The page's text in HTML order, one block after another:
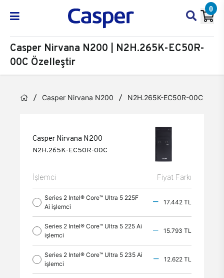
0
Casper Nirvana N200 | N2H.265K-EC50R-
00C Özelleştir
Casper Nirvana N200 N2H.265K-EC50R-00C
Casper Nirvana N200
N2H.265K-EC50R-00C
İşlemci Fiyat Farkı
Series 2 Intel® Core™ Ultra 5 225F
Ai işlemci
17.442 TL
Series 2 Intel® Core™ Ultra 5 225 Ai
işlemci
15.793 TL
Series 2 Intel® Core™ Ultra 5 235 Ai
işlemci
12.622 TL